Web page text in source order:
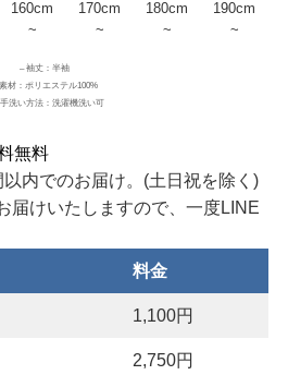
160cm
~
170cm
~
180cm
~
190cm
~
– 袖丈：半袖
材：ポリエステル100%
洗い方法：洗濯機洗い可
無料
内でのお届け。(土日祝を除く)
届けいたしますので、一度LINE
料金
1,100円
2,750円